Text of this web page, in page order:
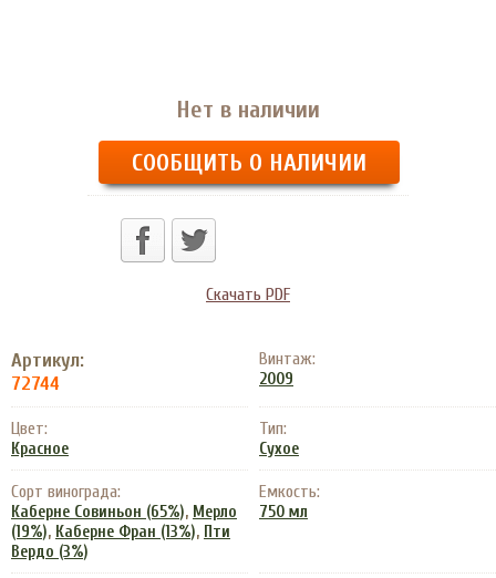
Нет в наличии
СООБЩИТЬ О НАЛИЧИИ
Скачать PDF
Артикул:
72744
Винтаж:
2009
Цвет:
Красное
Тип:
Сухое
Сорт винограда:
Каберне Совиньон (65%), Мерло
(19%), Каберне Фран (13%), Пти
Вердо (3%)
Емкость:
750 мл